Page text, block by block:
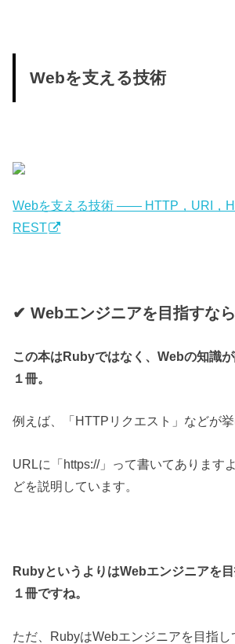
Webを支える技術
Webを支える技術 ―― HTTP，URI，
REST
✔︎ Webエンジニアを目指すな
この本はRubyではなく、Webの知識
１冊。
例えば、「HTTPリクエスト」などが挙
URLに「https://」って書いてあります
どを説明しています。
RubyというよりはWebエンジニアを
１冊ですね。
ただ、RubyはWebエンジニアを目指